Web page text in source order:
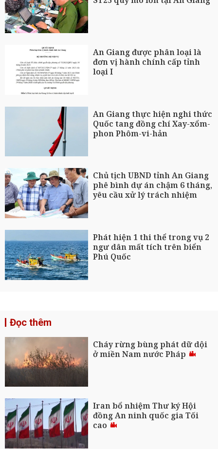
An Giang được phân loại là
đơn vị hành chính cấp tỉnh
loại I
An Giang thực hiện nghi thức
Quốc tang đồng chí Xay-xổm-
phon Phôm-vi-hản
Chủ tịch UBND tỉnh An Giang
phê bình dự án chậm 6 tháng,
yêu cầu xử lý trách nhiệm
Phát hiện 1 thi thể trong vụ 2
ngư dân mất tích trên biển
Phú Quốc
Đọc thêm
Cháy rừng bùng phát dữ dội
ở miền Nam nước Pháp
Iran bổ nhiệm Thư ký Hội
đồng An ninh quốc gia Tối
cao